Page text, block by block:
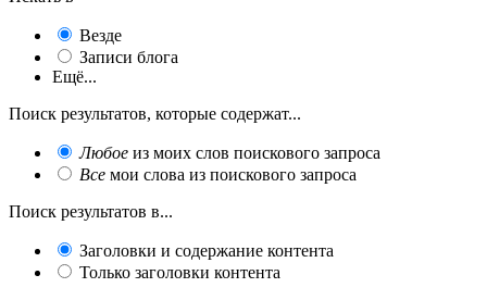
Везде
Записи блога
Ещё...
Поиск результатов, которые содержат...
Любое из моих слов поискового запроса
Все мои слова из поискового запроса
Поиск результатов в...
Заголовки и содержание контента
Только заголовки контента